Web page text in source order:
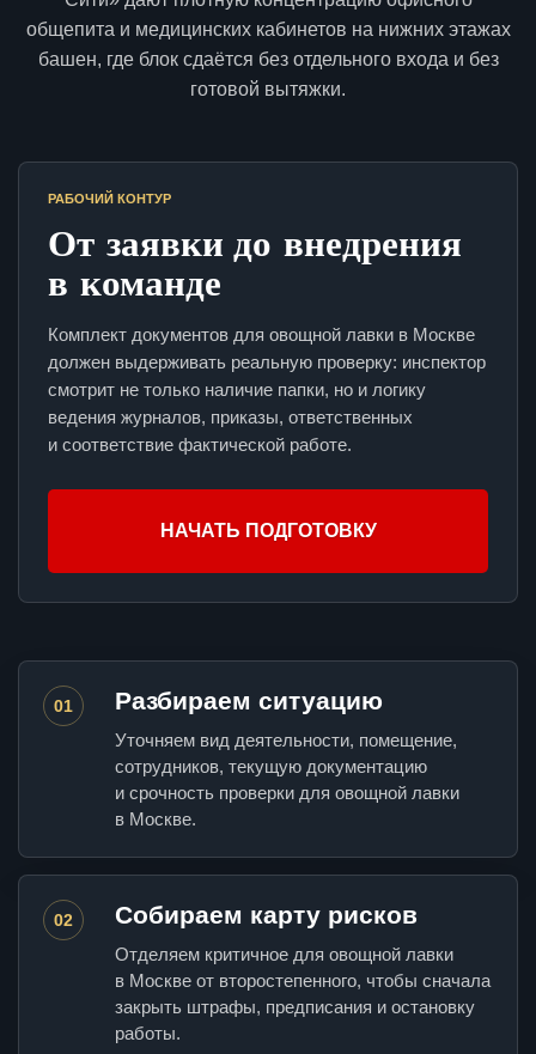
общепита и медицинских кабинетов на нижних этажах
башен, где блок сдаётся без отдельного входа и без
готовой вытяжки.
РАБОЧИЙ КОНТУР
От заявки до внедрения
в команде
Комплект документов для овощной лавки в Москве
должен выдерживать реальную проверку: инспектор
смотрит не только наличие папки, но и логику
ведения журналов, приказы, ответственных
и соответствие фактической работе.
НАЧАТЬ ПОДГОТОВКУ
01 Разбираем ситуацию
Уточняем вид деятельности, помещение,
сотрудников, текущую документацию
и срочность проверки для овощной лавки
в Москве.
02 Собираем карту рисков
Отделяем критичное для овощной лавки
в Москве от второстепенного, чтобы сначала
закрыть штрафы, предписания и остановку
работы.